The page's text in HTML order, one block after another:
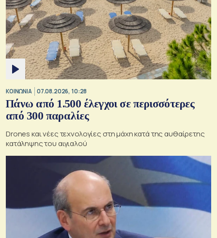
ΚΟΙΝΩΝΙΑ 07.08.2026, 10:28
Πάνω από 1.500 έλεγχοι σε περισσότερες
από 300 παραλίες
Drones και νέες τεχνολογίες στη μάχη κατά της αυθαίρετης
κατάληψης του αιγιαλού